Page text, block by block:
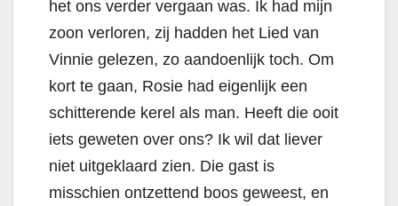
het ons verder vergaan was. Ik had mijn
zoon verloren, zij hadden het Lied van
Vinnie gelezen, zo aandoenlijk toch. Om
kort te gaan, Rosie had eigenlijk een
schitterende kerel als man. Heeft die ooit
iets geweten over ons? Ik wil dat liever
niet uitgeklaard zien. Die gast is
misschien ontzettend boos geweest, en